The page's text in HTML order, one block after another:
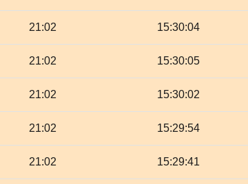
21:02 15:30:04
21:02 15:30:05
21:02 15:30:02
21:02 15:29:54
21:02 15:29:41